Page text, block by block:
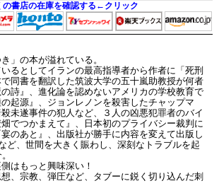
の書店の在庫を確認する←クリック
」の本が溢れている。
るとしてイランの最高指導者から作者に「死刑
同書を翻訳した筑波大学の五十嵐助教授が何者
詩』、進化論を認めないアメリカの学校教育で
起源』、ジョンレノンを殺害したチャップマ
未遂事件の犯人など、３人の凶悪犯罪者のバイ
でつかまえて』、日本初のプライバシー裁判に
のあと』、出版社が勝手に内容を変えて出版し
ど、世間を大きく賑わし、深刻なトラブルを起
はもっと興味深い！
、宗教、弾圧など、タブーに鋭く切り込んだ刺